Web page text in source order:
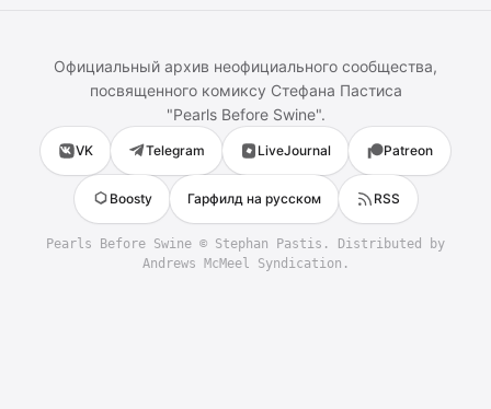
Официальный архив неофициального сообщества,
посвященного комиксу Стефана Пастиса
"Pearls Before Swine".
VK Telegram LiveJournal Patreon
Boosty Гарфилд на русском RSS
Pearls Before Swine © Stephan Pastis . Distributed by
Andrews McMeel Syndication.